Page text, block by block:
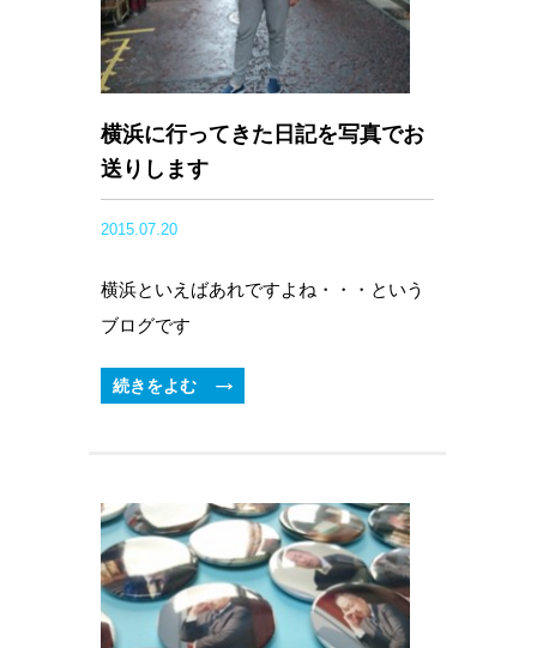
横浜に行ってきた日記を写真でお
送りします
2015.07.20
横浜といえばあれですよね・・・という
ブログです
続きをよむ